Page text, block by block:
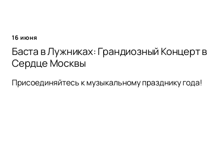
16 июня
Баста в Лужниках: Грандиозный Концерт в
Сердце Москвы
Присоединяйтесь к музыкальному празднику года!